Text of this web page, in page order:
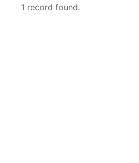
1 record found.